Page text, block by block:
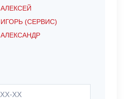
АЛЕКСЕЙ
ИГОРЬ (СЕРВИС)
АЛЕКСАНДР